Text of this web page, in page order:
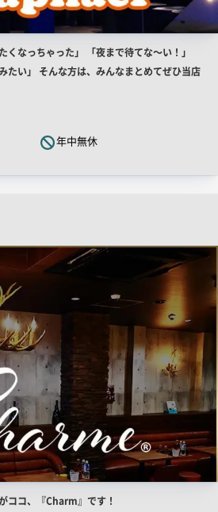
くなっちゃった」 「夜まで待てな～い！」
たい」 そんな方は、みんなまとめてぜひ当店
年中無休
ココ、『Charm』です！